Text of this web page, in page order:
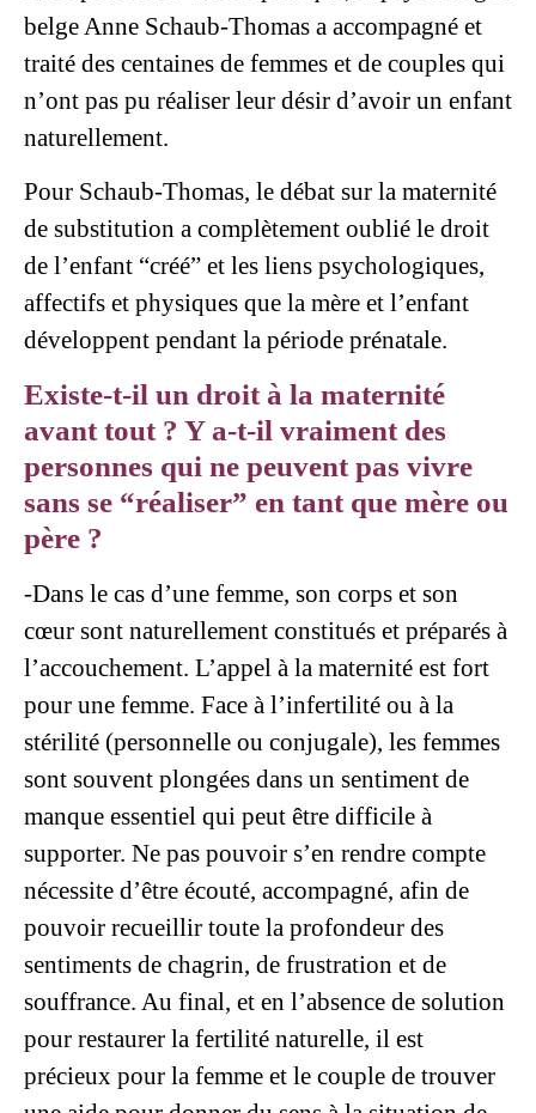
belge Anne Schaub-Thomas a accompagné et
traité des centaines de femmes et de couples qui
n’ont pas pu réaliser leur désir d’avoir un enfant
naturellement.
Pour Schaub-Thomas, le débat sur la maternité
de substitution a complètement oublié le droit
de l’enfant “créé” et les liens psychologiques,
affectifs et physiques que la mère et l’enfant
développent pendant la période prénatale.
Existe-t-il un droit à la maternité
avant tout ? Y a-t-il vraiment des
personnes qui ne peuvent pas vivre
sans se “réaliser” en tant que mère ou
père ?
-Dans le cas d’une femme, son corps et son
cœur sont naturellement constitués et préparés à
l’accouchement. L’appel à la maternité est fort
pour une femme. Face à l’infertilité ou à la
stérilité (personnelle ou conjugale), les femmes
sont souvent plongées dans un sentiment de
manque essentiel qui peut être difficile à
supporter. Ne pas pouvoir s’en rendre compte
nécessite d’être écouté, accompagné, afin de
pouvoir recueillir toute la profondeur des
sentiments de chagrin, de frustration et de
souffrance. Au final, et en l’absence de solution
pour restaurer la fertilité naturelle, il est
précieux pour la femme et le couple de trouver